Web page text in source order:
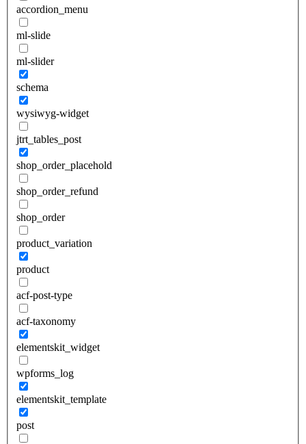
accordion_menu
ml-slide
ml-slider
schema
wysiwyg-widget
jtrt_tables_post
shop_order_placehold
shop_order_refund
shop_order
product_variation
product
acf-post-type
acf-taxonomy
elementskit_widget
wpforms_log
elementskit_template
post